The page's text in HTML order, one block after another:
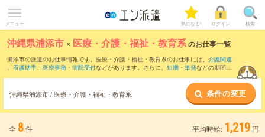
メニュー 気になる! ログイン 検索
沖縄県浦添市 × 医療・介護・福祉・教育系のお仕事一覧
浦添市の派遣のお仕事情報です。医療・介護・福祉・教育系のお仕事には、 介護関連
、 看護助手、 医療事務・病院受付などがあります。さらに、 短期 ・ 単発などの期間
沖縄県浦添市 / 医療・介護・福祉・教育系 条件の変更
全 8件 平均時給: 1,219 円